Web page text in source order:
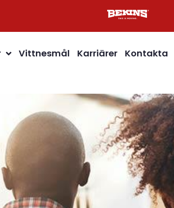
Vittnesmål Karriärer Kontakta